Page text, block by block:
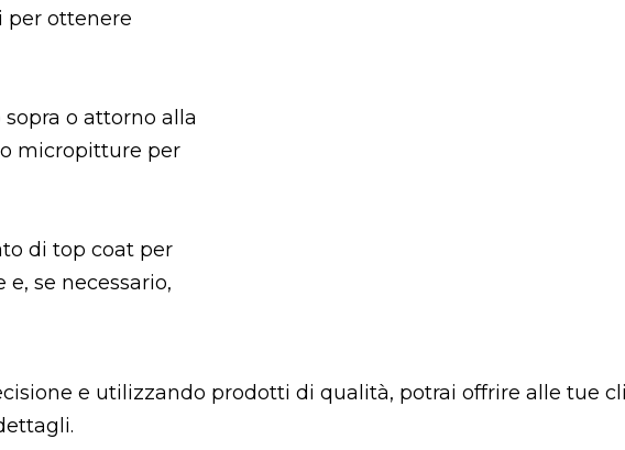
per ottenere
o attorno alla
micropitture per
di top coat per
se necessario,
e utilizzando prodotti di qualità, potrai offrire alle tue